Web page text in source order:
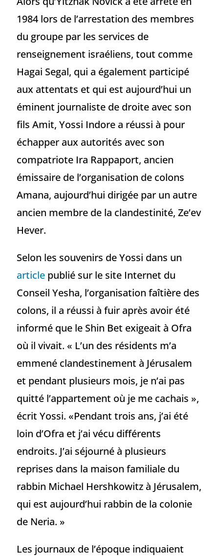
1984 lors de l’arrestation des membres
du groupe par les services de
renseignement israéliens, tout comme
Hagai Segal, qui a également participé
aux attentats et qui est aujourd’hui un
éminent journaliste de droite avec son
fils Amit, Yossi Indore a réussi à pour
échapper aux autorités avec son
compatriote Ira Rappaport, ancien
émissaire de l’organisation de colons
Amana, aujourd’hui dirigée par un autre
ancien membre de la clandestinité, Ze’ev
Hever.
Selon les souvenirs de Yossi dans un
articlepublié sur le site Internet du
Conseil Yesha, l’organisation faîtière des
colons, il a réussi à fuir après avoir été
informé que le Shin Bet exigeait à Ofra
où il vivait. « L’un des résidents m’a
emmené clandestinement à Jérusalem
et pendant plusieurs mois, je n’ai pas
quitté l’appartement où je me cachais »,
écrit Yossi. «Pendant trois ans, j’ai été
loin d’Ofra et j’ai vécu différents
endroits. J’ai séjourné à plusieurs
reprises dans la maison familiale du
rabbin Michael Hershkowitz à Jérusalem,
qui est aujourd’hui rabbin de la colonie
de Neria. »
Les journaux de l’époque indiquaient